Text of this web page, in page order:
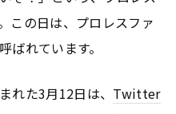
この日は、プロレスファ
ばれています。
れた3月12日は、 Twitter